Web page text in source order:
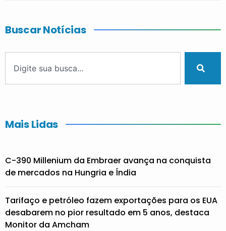
Buscar Notícias
Mais Lidas
C-390 Millenium da Embraer avança na conquista
de mercados na Hungria e Índia
Tarifaço e petróleo fazem exportações para os EUA
desabarem no pior resultado em 5 anos, destaca
Monitor da Amcham